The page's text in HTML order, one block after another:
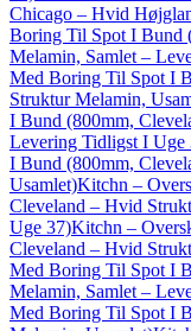
Chicago – Hvid
Boring Til Spot I Bund
Melamin, Samlet –
Med Boring Til Spot I
Struktur Melamin,
I Bund (800mm,
Levering Tidligst I Uge
I Bund (800mm,
Usamlet)Kitchn –
Cleveland – Hvid
Uge 37)Kitchn –
Cleveland – Hvid
Med Boring Til Spot I
Melamin, Samlet –
Med Boring Til Spot I